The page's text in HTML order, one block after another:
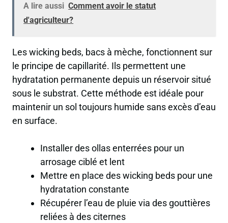
A lire aussi Comment avoir le statut
d'agriculteur?
Les wicking beds, bacs à mèche, fonctionnent sur
le principe de capillarité. Ils permettent une
hydratation permanente depuis un réservoir situé
sous le substrat. Cette méthode est idéale pour
maintenir un sol toujours humide sans excès d’eau
en surface.
Installer des ollas enterrées pour un
arrosage ciblé et lent
Mettre en place des wicking beds pour une
hydratation constante
Récupérer l’eau de pluie via des gouttières
reliées à des citernes